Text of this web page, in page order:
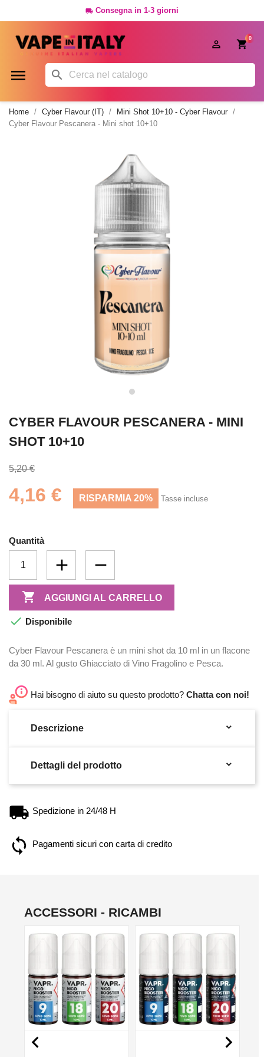
 Consegna in 1-3 giorni
0

 
Home Cyber Flavour (IT)
Mini Shot 10+10 - Cyber Flavour
Cyber Flavour Pescanera - Mini shot 10+10
CYBER FLAVOUR PESCANERA - MINI
SHOT 10+10
5,20 €
4,16 € RISPARMIA 20% Tasse incluse
Quantità
 AGGIUNGI AL CARRELLO
 Disponibile
Cyber Flavour Pescanera è un mini shot da 10 ml in un flacone
da 30 ml. Al gusto Ghiacciato di Vino Fragolino e Pesca.
Hai bisogno di aiuto su questo prodotto? Chatta con noi!
Descrizione 
Dettagli del prodotto 
Spedizione in 24/48 H
Pagamenti sicuri con carta di credito
ACCESSORI - RICAMBI
 